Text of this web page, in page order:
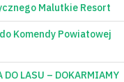
Malutkie Resort
Komendy Powiatowej
DO LASU – DOKARMIAMY